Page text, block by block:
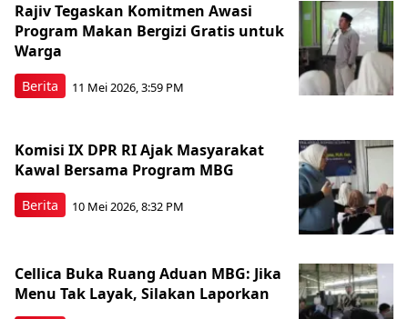
Berita
Rajiv Tegaskan Komitmen Awasi
Program Makan Bergizi Gratis untuk
Warga
11 Mei 2026, 3:59 PM
Berita
Komisi IX DPR RI Ajak Masyarakat
Kawal Bersama Program MBG
10 Mei 2026, 8:32 PM
Cellica Buka Ruang Aduan MBG: Jika
Menu Tak Layak, Silakan Laporkan